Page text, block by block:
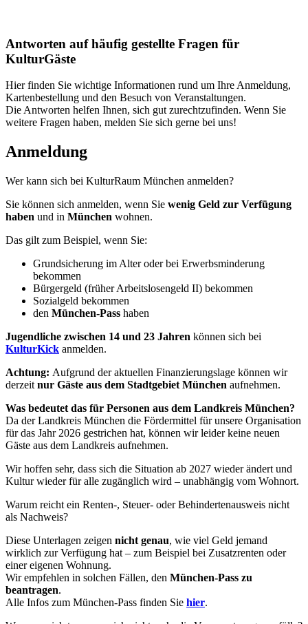
Antworten auf häufig gestellte Fragen für
KulturGäste
Hier finden Sie wichtige Informationen rund um Ihre Anmeldung,
Kartenbestellung und den Besuch von Veranstaltungen.
Die Antworten helfen Ihnen, sich gut zurechtzufinden. Wenn Sie
weitere Fragen haben, melden Sie sich gerne bei uns!
Anmeldung
Wer kann sich bei KulturRaum München anmelden?
Sie können sich anmelden, wenn Sie wenig Geld zur Verfügung
haben und in München wohnen.
Das gilt zum Beispiel, wenn Sie:
Grundsicherung im Alter oder bei Erwerbsminderung
bekommen
Bürgergeld (früher Arbeitslosengeld II) bekommen
Sozialgeld bekommen
den München-Pass haben
Jugendliche zwischen 14 und 23 Jahren können sich bei
KulturKick anmelden.
Achtung: Aufgrund der aktuellen Finanzierungslage können wir
derzeit nur Gäste aus dem Stadtgebiet München aufnehmen.
Was bedeutet das für Personen aus dem Landkreis München?
Da der Landkreis München die Fördermittel für unsere Organisation
für das Jahr 2026 gestrichen hat, können wir leider keine neuen
Gäste aus dem Landkreis aufnehmen.
Wir hoffen sehr, dass sich die Situation ab 2027 wieder ändert und
Kultur wieder für alle zugänglich wird – unabhängig vom Wohnort.
Warum reicht ein Renten-, Steuer- oder Behindertenausweis nicht
als Nachweis?
Diese Unterlagen zeigen nicht genau, wie viel Geld jemand
wirklich zur Verfügung hat – zum Beispiel bei Zusatzrenten oder
einer eigenen Wohnung.
Wir empfehlen in solchen Fällen, den München-Pass zu
beantragen.
Alle Infos zum München-Pass finden Sie hier.